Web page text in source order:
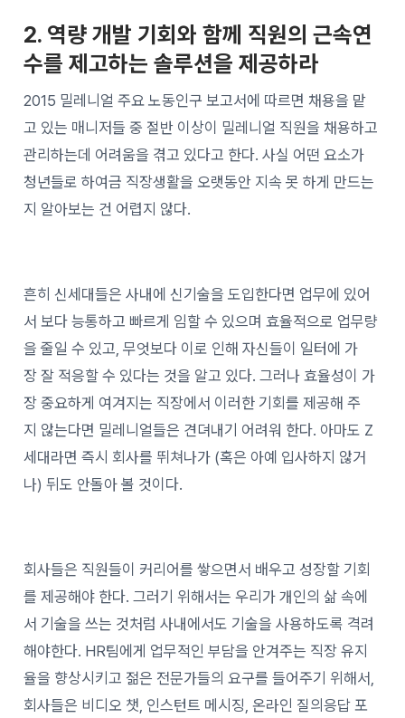
2. 역량 개발 기회와 함께 직원의 근속연
수를 제고하는 솔루션을 제공하라
2015 밀레니얼 주요 노동인구 보고서에 따르면 채용을 맡
고 있는 매니저들 중 절반 이상이 밀레니얼 직원을 채용하고
관리하는데 어려움을 겪고 있다고 한다. 사실 어떤 요소가
청년들로 하여금 직장생활을 오랫동안 지속 못 하게 만드는
지 알아보는 건 어렵지 않다.
흔히 신세대들은 사내에 신기술을 도입한다면 업무에 있어
서 보다 능통하고 빠르게 임할 수 있으며 효율적으로 업무량
을 줄일 수 있고, 무엇보다 이로 인해 자신들이 일터에 가
장 잘 적응할 수 있다는 것을 알고 있다. 그러나 효율성이 가
장 중요하게 여겨지는 직장에서 이러한 기회를 제공해 주
지 않는다면 밀레니얼들은 견뎌내기 어려워 한다. 아마도 Z
세대라면 즉시 회사를 뛰쳐나가 (혹은 아예 입사하지 않거
나) 뒤도 안돌아 볼 것이다.
회사들은 직원들이 커리어를 쌓으면서 배우고 성장할 기회
를 제공해야 한다. 그러기 위해서는 우리가 개인의 삶 속에
서 기술을 쓰는 것처럼 사내에서도 기술을 사용하도록 격려
해야한다. HR팀에게 업무적인 부담을 안겨주는 직장 유지
율을 향상시키고 젊은 전문가들의 요구를 들어주기 위해서,
회사들은 비디오 챗, 인스턴트 메시징, 온라인 질의응답 포